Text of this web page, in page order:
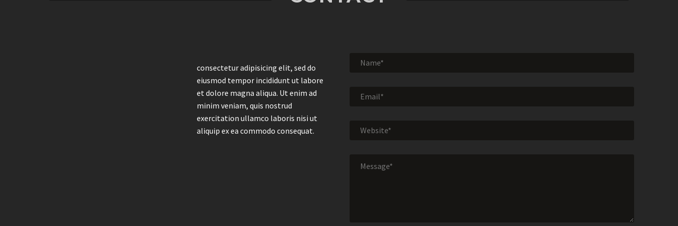
consectetur adipisicing elit, sed do
eiusmod tempor incididunt ut labore
et dolore magna aliqua. Ut enim ad
minim veniam, quis nostrud
exercitation ullamco laboris nisi ut
aliquip ex ea commodo consequat.